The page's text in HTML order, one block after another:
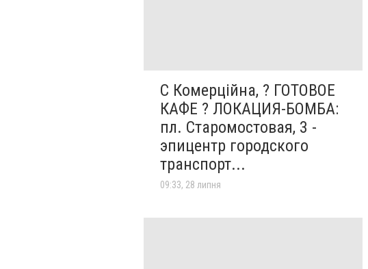
С Комерційна, ? ГОТОВОЕ
КАФЕ ? ЛОКАЦИЯ-БОМБА:
пл. Старомостовая, 3 -
эпицентр городского
транспорт...
09:33, 28 липня